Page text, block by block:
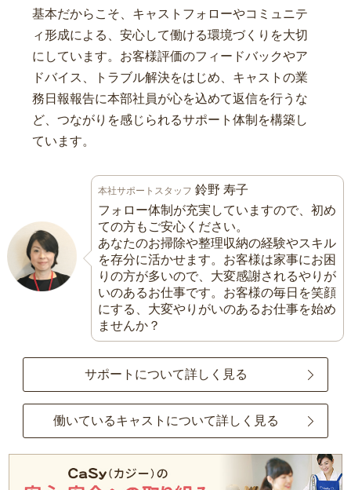
基本だからこそ、キャストフォローやコミュニテ
ィ形成による、安心して働ける環境づくりを大切
にしています。お客様評価のフィードバックやア
ドバイス、トラブル解決をはじめ、キャストの業
務日報報告に本部社員が心を込めて返信を行うな
ど、つながりを感じられるサポート体制を構築し
ています。
本社サポートスタッフ 鈴野 寿子
フォロー体制が充実していますので、初め
ての方もご安心ください。
あなたのお掃除や整理収納の経験やスキル
を存分に活かせます。お客様は家事にお困
りの方が多いので、大変感謝されるやりが
いのあるお仕事です。お客様の毎日を笑顔
にする、大変やりがいのあるお仕事を始め
ませんか？
サポートについて詳しく見る
働いているキャストについて詳しく見る